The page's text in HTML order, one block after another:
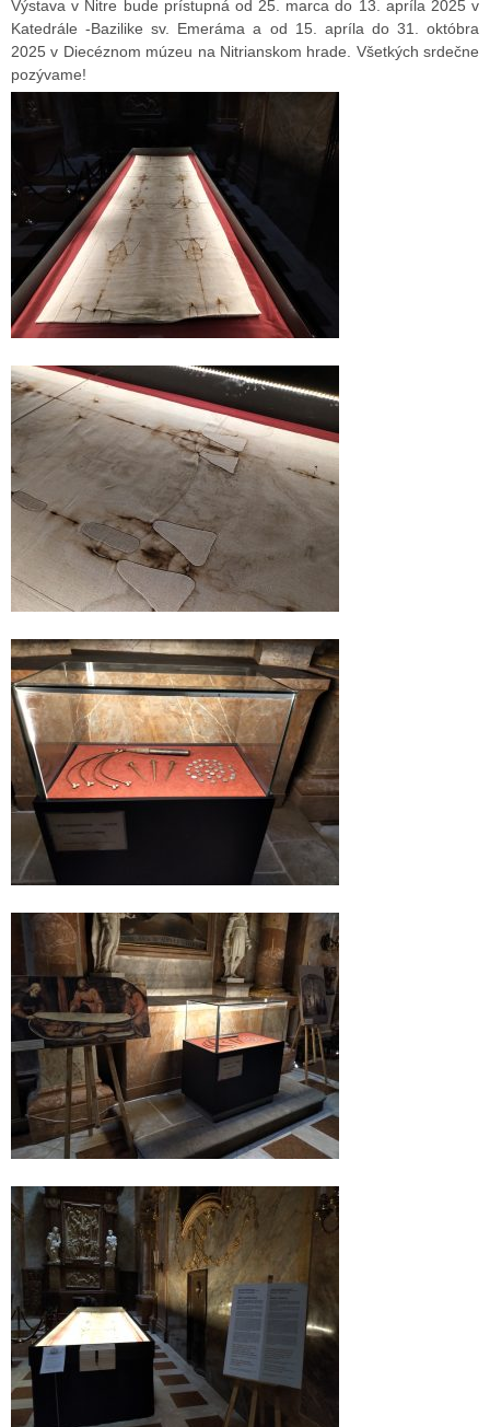
Výstava v Nitre bude prístupná od 25. marca do 13. apríla 2025 v
Katedrále -Bazilike sv. Emeráma a od 15. apríla do 31. októbra
2025 v Diecéznom múzeu na Nitrianskom hrade. Všetkých srdečne
pozývame!